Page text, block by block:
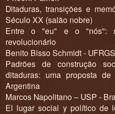
Ditaduras, transições e
Século XX (salão nobre)
Entre o "eu" e o "nós":
revolucionário
Benito Bisso Schmidt -
Padrões de construção
ditaduras: uma proposta
Argentina
Marcos Napolitano – USP -
El lugar social y político de